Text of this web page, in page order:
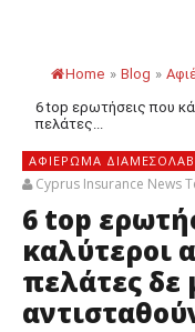
Home » Blog »
6 top ερωτήσεις που
πελάτες...
ΑΦΙΈΡΩΜΑ
Cyprus Insurance News
6 top
καλύτεροι
πελάτες δε